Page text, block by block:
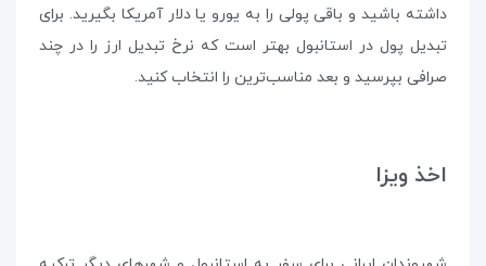
داشته باشید و باقی پولی را به یورو یا دلار آمریکا بگیرید. برای
تبدیل پول در استانبول بهتر است که نرخ تبدیل ارز را در چند
صرافی بپرسید و بعد مناسب‌ترین را انتخاب کنید.
اخذ ویزا